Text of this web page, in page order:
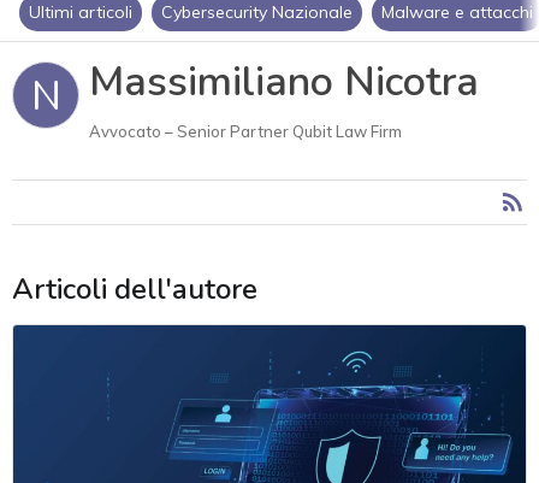
Ultimi articoli Cybersecurity Nazionale Malware e attacchi
N Massimiliano Nicotra
Avvocato – Senior Partner Qubit Law Firm
Articoli dell'autore